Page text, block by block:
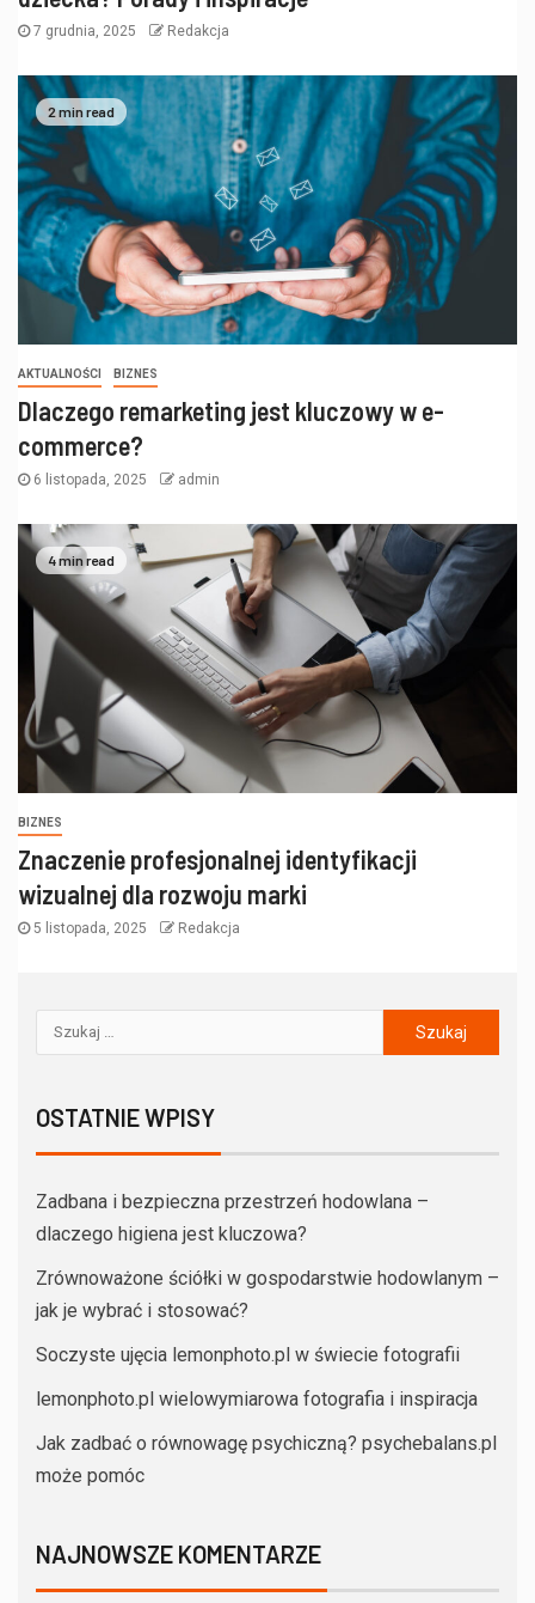
7 grudnia, 2025 Redakcja
2 min read
AKTUALNOŚCI BIZNES
Dlaczego remarketing jest kluczowy w e-
commerce?
6 listopada, 2025 admin
4 min read
BIZNES
Znaczenie profesjonalnej identyfikacji
wizualnej dla rozwoju marki
5 listopada, 2025 Redakcja
OSTATNIE WPISY
Zadbana i bezpieczna przestrzeń hodowlana –
dlaczego higiena jest kluczowa?
Zrównoważone ściółki w gospodarstwie hodowlanym –
jak je wybrać i stosować?
Soczyste ujęcia lemonphoto.pl w świecie fotografii
lemonphoto.pl wielowymiarowa fotografia i inspiracja
Jak zadbać o równowagę psychiczną? psychebalans.pl
może pomóc
NAJNOWSZE KOMENTARZE